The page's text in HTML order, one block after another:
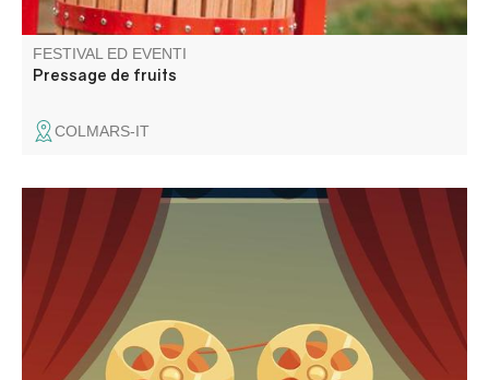
FESTIVAL ED EVENTI
Pressage de fruits
COLMARS-IT
Le Cinéma de Pays vous propose 2 séances : à 18h30
Walter Lapin et à 21h Chers Parents